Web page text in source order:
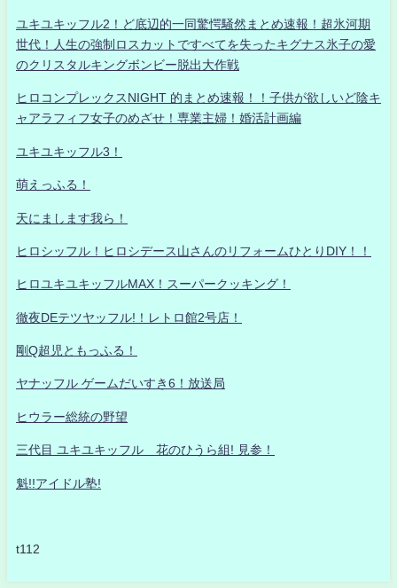
ユキユキッフル2！ど底辺的一同驚愕騒然まとめ速報！超氷河期
世代！人生の強制ロスカットですべてを失ったキグナス氷子の愛
のクリスタルキングボンビー脱出大作戦
ヒロコンプレックスNIGHT 的まとめ速報！！子供が欲しいど陰キ
ャアラフィフ女子のめざせ！専業主婦！婚活計画編
ユキユキッフル3！
萌えっふる！
天にまします我ら！
ヒロシッフル！ヒロシデース山さんのリフォームひとりDIY！！
ヒロユキユキッフルMAX！スーパークッキング！
徹夜DEテツヤッフル!！レトロ館2号店！
剛Q超児ともっふる！
ヤナッフル ゲームだいすき6！放送局
ヒウラー総統の野望
三代目 ユキユキッフル 花のひうら組! 見参！
魁!!アイドル塾!
t112